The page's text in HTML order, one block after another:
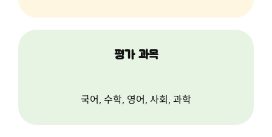
평가 과목
국어, 수학, 영어, 사회, 과학